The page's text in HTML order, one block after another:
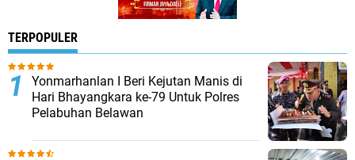
TERPOPULER
Yonmarhanlan I Beri Kejutan Manis di
Hari Bhayangkara ke-79 Untuk Polres
Pelabuhan Belawan